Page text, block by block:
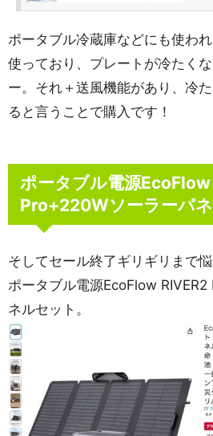
ポータブル冷蔵庫などにも使わ
使っており、プレートが冷たく
ー。それ＋送風機能があり、冷
ると言うことで購入です！
ポータブル電源EcoFlow
Pro+220Wソーラーパ
そしてセール終了ギリギリまで
ポータブル電源EcoFlow
ネルセット。